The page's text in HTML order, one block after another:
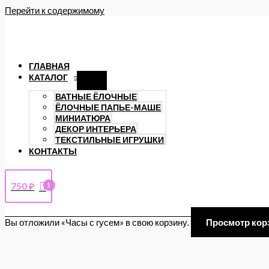
Перейти к содержимому
ГЛАВНАЯ
КАТАЛОГ
ВАТНЫЕ ЁЛОЧНЫЕ
ЁЛОЧНЫЕ ПАПЬЕ-МАШЕ
МИНИАТЮРА
ДЕКОР ИНТЕРЬЕРА
ТЕКСТИЛЬНЫЕ ИГРУШКИ
КОНТАКТЫ
750₽
Вы отложили «Часы с гусем» в свою корзину. Просмотр